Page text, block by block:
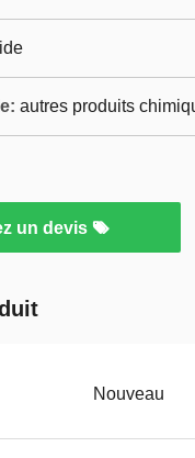
autres produits
un devis
Nouveau